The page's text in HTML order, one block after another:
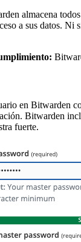
almacena
a sus datos.
en Bitwarden
Bitwarden
fuerte.